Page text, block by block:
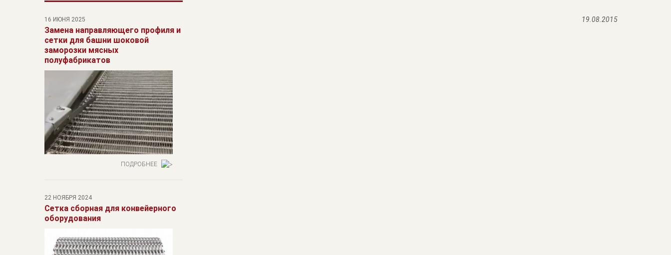
16 ИЮНЯ 2025
Замена направляющего профиля и
сетки для башни шоковой
заморозки мясных
полуфабрикатов
ПОДРОБНЕЕ
22 НОЯБРЯ 2024
Сетка сборная для конвейерного
оборудования
19.08.2015